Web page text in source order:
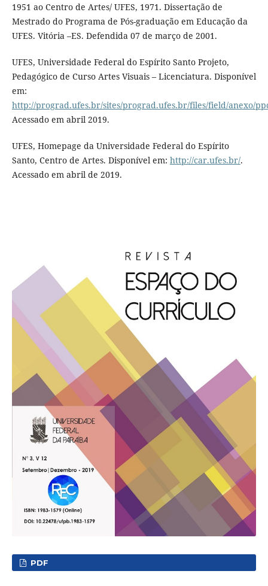
1951 ao Centro de Artes/ UFES, 1971. Dissertação de
Mestrado do Programa de Pós-graduação em Educação da
UFES. Vitória –ES. Defendida 07 de março de 2001.
UFES, Universidade Federal do Espírito Santo Projeto,
Pedagógico de Curso Artes Visuais – Licenciatura. Disponível
em:
http://prograd.ufes.br/sites/prograd.ufes.br/files/field/anexo/
Acessado em abril 2019.
UFES, Homepage da Universidade Federal do Espírito
Santo, Centro de Artes. Disponível em: http://car.ufes.br/.
Acessado em abril de 2019.
PDF